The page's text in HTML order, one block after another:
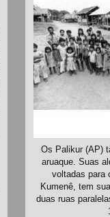
Os Palikur (AP)
aruaque. Suas
voltadas para
Kumenê, tem
duas ruas